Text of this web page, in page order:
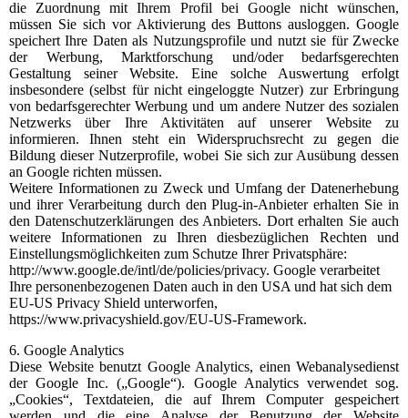
die Zuordnung mit Ihrem Profil bei Google nicht wünschen,
müssen Sie sich vor Aktivierung des Buttons ausloggen. Google
speichert Ihre Daten als Nutzungsprofile und nutzt sie für Zwecke
der Werbung, Marktforschung und/oder bedarfsgerechten
Gestaltung seiner Website. Eine solche Auswertung erfolgt
insbesondere (selbst für nicht eingeloggte Nutzer) zur Erbringung
von bedarfsgerechter Werbung und um andere Nutzer des sozialen
Netzwerks über Ihre Aktivitäten auf unserer Website zu
informieren. Ihnen steht ein Widerspruchsrecht zu gegen die
Bildung dieser Nutzerprofile, wobei Sie sich zur Ausübung dessen
an Google richten müssen.
Weitere Informationen zu Zweck und Umfang der Datenerhebung
und ihrer Verarbeitung durch den Plug-in-Anbieter erhalten Sie in
den Datenschutzerklärungen des Anbieters. Dort erhalten Sie auch
weitere Informationen zu Ihren diesbezüglichen Rechten und
Einstellungsmöglichkeiten zum Schutze Ihrer Privatsphäre:
http://www.google.de/intl/de/policies/privacy. Google verarbeitet
Ihre personenbezogenen Daten auch in den USA und hat sich dem
EU-US Privacy Shield unterworfen,
https://www.privacyshield.gov/EU-US-Framework.
6. Google Analytics
Diese Website benutzt Google Analytics, einen Webanalysedienst
der Google Inc. („Google“). Google Analytics verwendet sog.
„Cookies“, Textdateien, die auf Ihrem Computer gespeichert